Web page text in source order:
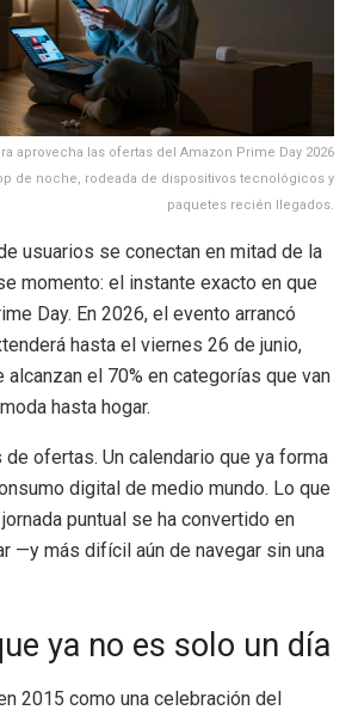
aprovecha las ofertas del Amazon Prime Day 2026
de noche, rodeada de dispositivos tecnológicos y
paquetes recién llegados.
usuarios se conectan en mitad de la
momento: el instante exacto en que
Day. En 2026, el evento arrancó
hasta el viernes 26 de junio,
el 70% en categorías que van
hasta hogar.
de ofertas. Un calendario que ya forma
digital de medio mundo. Lo que
puntual se ha convertido en
—y más difícil aún de navegar sin una
ya no es solo un día
2015 como una celebración del